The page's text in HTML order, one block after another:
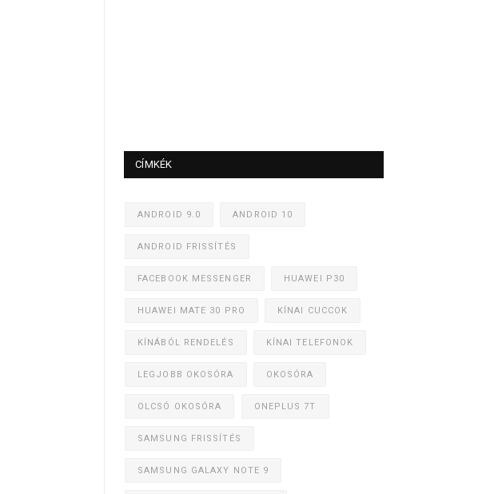
CÍMKÉK
ANDROID 9.0 ANDROID 10
ANDROID FRISSÍTÉS
FACEBOOK MESSENGER HUAWEI P30
HUAWEI MATE 30 PRO KÍNAI CUCCOK
KÍNÁBÓL RENDELÉS KÍNAI TELEFONOK
LEGJOBB OKOSÓRA OKOSÓRA
OLCSÓ OKOSÓRA ONEPLUS 7T
SAMSUNG FRISSÍTÉS
SAMSUNG GALAXY NOTE 9